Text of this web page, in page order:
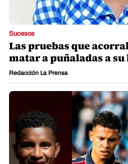
Sucesos
Las pruebas que
matar a puñaladas a
Redacción La Prensa